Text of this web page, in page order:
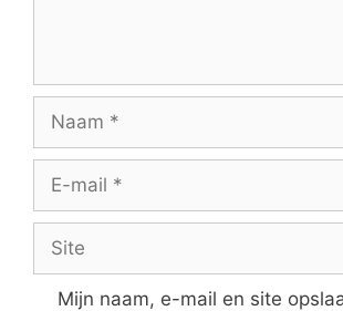
Naam
Site
Mijn naam, e-mail en site